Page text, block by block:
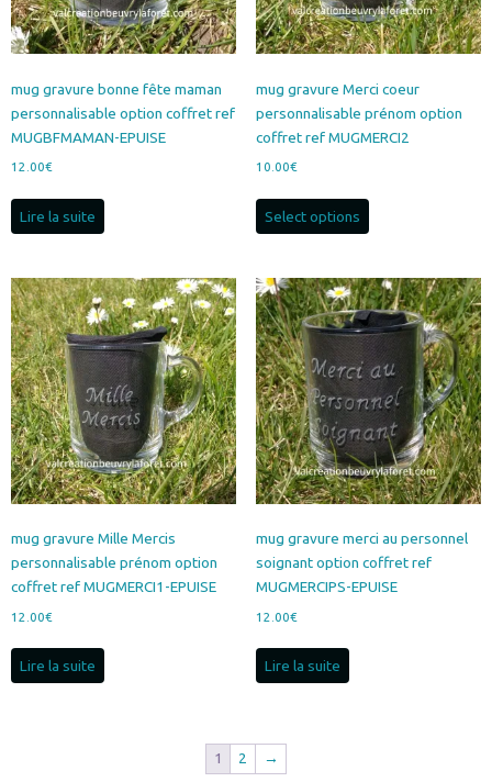
mug gravure bonne fête maman
personnalisable option coffret ref
MUGBFMAMAN-EPUISE
12.00€
Lire la suite
mug gravure Merci coeur
personnalisable prénom option
coffret ref MUGMERCI2
10.00€
Select options
mug gravure Mille Mercis
personnalisable prénom option
coffret ref MUGMERCI1-EPUISE
12.00€
Lire la suite
mug gravure merci au personnel
soignant option coffret ref
MUGMERCIPS-EPUISE
12.00€
Lire la suite
1 2 →